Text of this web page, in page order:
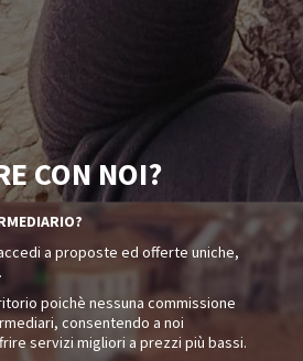
CON NOI?
a proposte ed offerte uniche,
poichè nessuna commissione
consentendo a noi
servizi migliori a prezzi più bassi.